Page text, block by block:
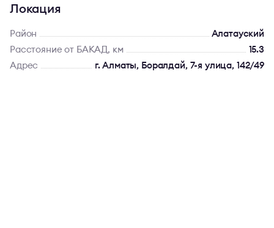
Локация
Район
Алатауский
Расстояние от БАКАД, км
15.3
Адрес
г. Алматы, Боралдай, 7-я улица, 142/49